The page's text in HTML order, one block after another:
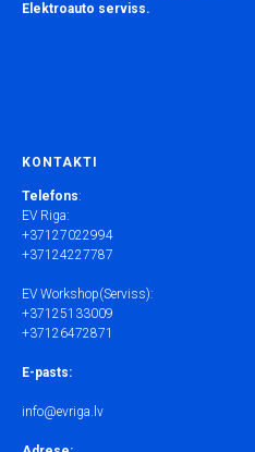
Elektroauto serviss.
KONTAKTI
Telefons:
EV Riga:
+37127022994
+37124227787
EV Workshop(Serviss):
+37125133009
+37126472871
E-pasts:
info@evriga.lv